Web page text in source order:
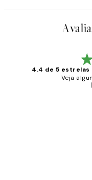
4.4 de 5 estrelas
Veja